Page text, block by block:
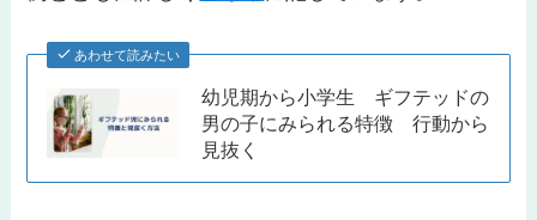
あわせて読みたい
幼児期から小学生 ギフテッドの
男の子にみられる特徴 行動から
見抜く